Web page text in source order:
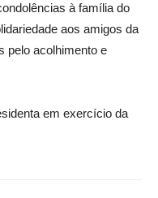
à família do
aos amigos da
pelo acolhimento e
em exercício da